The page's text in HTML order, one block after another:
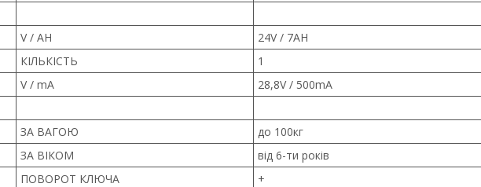
V / AH
24V / 7AH
КІЛЬКІСТЬ
1
V / mA 28,8V / 500mA
ЗА ВАГОЮ
до 100кг
ЗА ВІКОМ
від 6-ти років
ПОВОРОТ КЛЮЧА
+